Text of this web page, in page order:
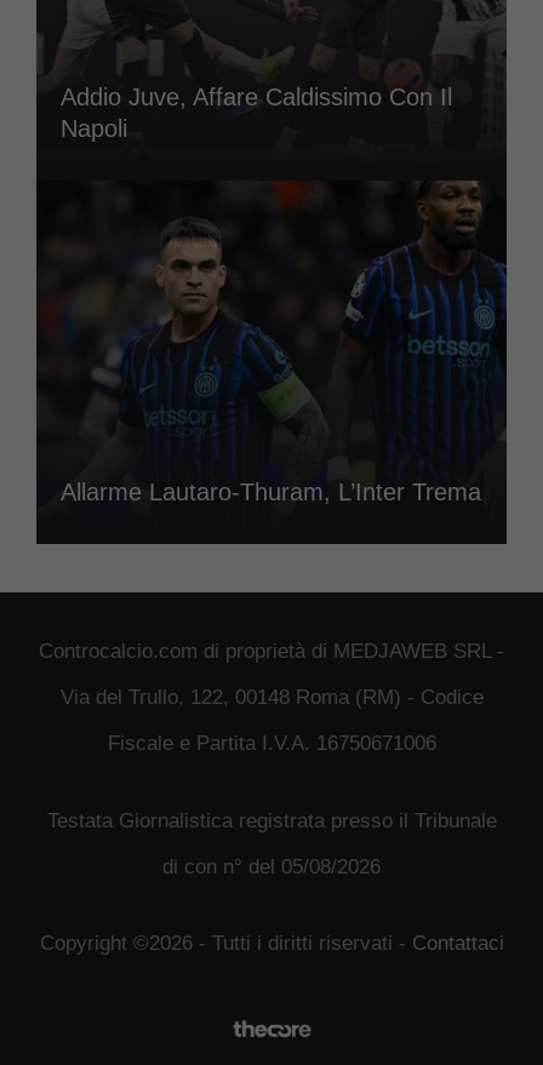
Addio Juve, Affare Caldissimo Con Il
Napoli
Allarme Lautaro-Thuram, L’Inter Trema
Controcalcio.com di proprietà di MEDJAWEB SRL -
Via del Trullo, 122, 00148 Roma (RM) - Codice
Fiscale e Partita I.V.A. 16750671006
Testata Giornalistica registrata presso il Tribunale
di con n° del 05/08/2026
Copyright ©2026 - Tutti i diritti riservati - Contattaci